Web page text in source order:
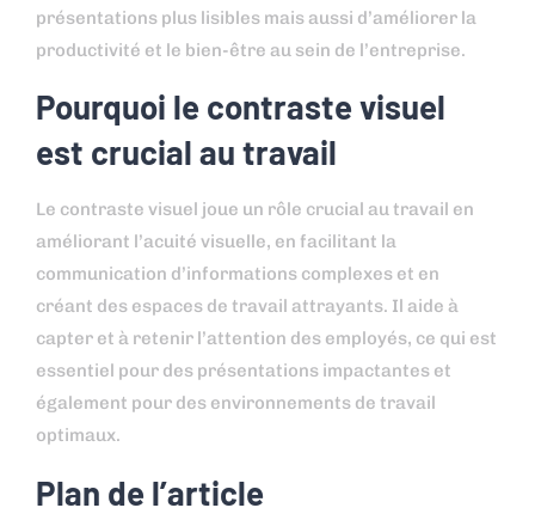
présentations plus lisibles mais aussi d’améliorer la
productivité et le bien-être au sein de l’entreprise.
Pourquoi le contraste visuel
est crucial au travail
Le contraste visuel joue un rôle crucial au travail en
améliorant l’acuité visuelle, en facilitant la
communication d’informations complexes et en
créant des espaces de travail attrayants. Il aide à
capter et à retenir l’attention des employés, ce qui est
essentiel pour des présentations impactantes et
également pour des environnements de travail
optimaux.
Plan de l’article